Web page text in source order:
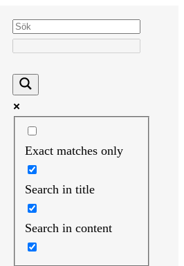
Exact matches only
Search in title
Search in content